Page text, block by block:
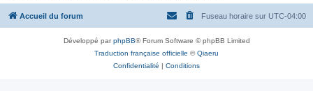
Accueil du forum Fuseau horaire sur UTC-04:00
Développé parphpBB® Forum Software © phpBB Limited
Traduction française officielle ©Qiaeru
Confidentialité | Conditions